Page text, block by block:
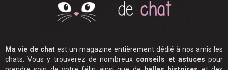
Ma vie de chat est un magazine entièrement dédié à nos amis les
chats. Vous y trouverez de nombreux conseils et astuces pour